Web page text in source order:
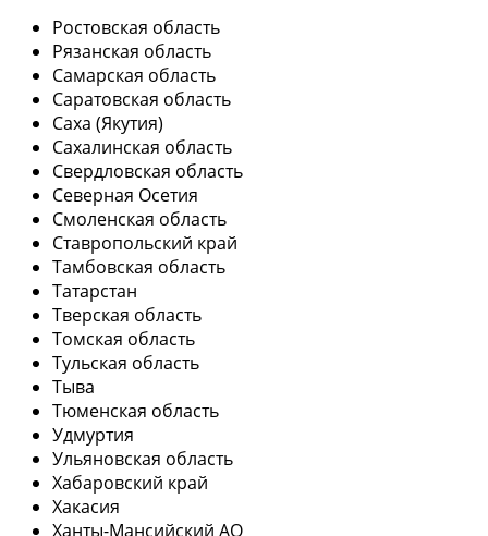
Ростовская область
Рязанская область
Самарская область
Саратовская область
Саха (Якутия)
Сахалинская область
Свердловская область
Северная Осетия
Смоленская область
Ставропольский край
Тамбовская область
Татарстан
Тверская область
Томская область
Тульская область
Тыва
Тюменская область
Удмуртия
Ульяновская область
Хабаровский край
Хакасия
Ханты-Мансийский АО